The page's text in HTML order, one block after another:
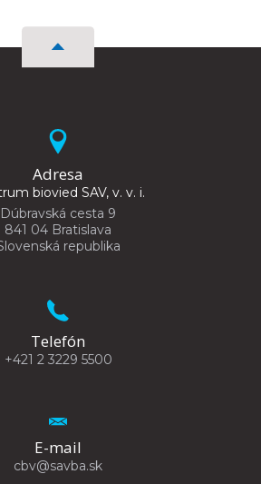
Adresa
biovied SAV, v. v. i.
Dúbravská cesta 9
841 04 Bratislava
republika
Telefón
+421 2 3229 5500
E-mail
cbv@savba.sk